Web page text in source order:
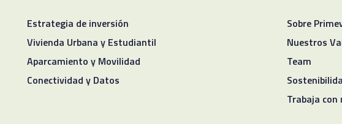
Estrategia de inversión
Vivienda Urbana y Estudiantil
Aparcamiento y Movilidad
Conectividad y Datos
Sobre
Nuestros
Team
Trabaja con